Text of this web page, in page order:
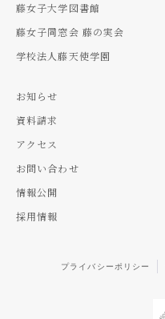
藤女子大学図書館
藤女子同窓会 藤の実会
学校法人藤天使学園
お知らせ
資料請求
アクセス
お問い合わせ
情報公開
採用情報
プライバシーポリシー